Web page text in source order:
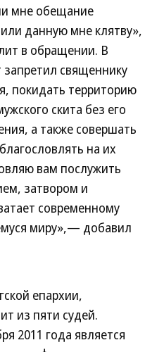
мне обещание
данную мне клятву»,
в обращении. В
священнику
покидать территорию
скита без его
а также совершать
на их
вам послужить
затвором и
современному
миру»,— добавил
епархии,
из пяти судей.
2011 года является